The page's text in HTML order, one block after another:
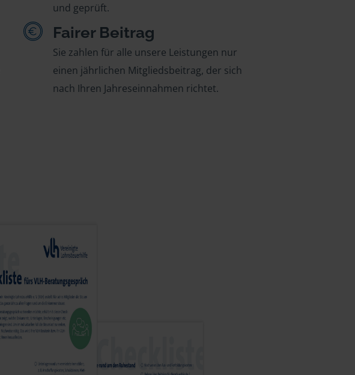
und geprüft.
Fairer Beitrag
Sie zahlen für alle unsere Leistungen nur
einen jährlichen Mitgliedsbeitrag, der sich
nach Ihren Jahreseinnahmen richtet.